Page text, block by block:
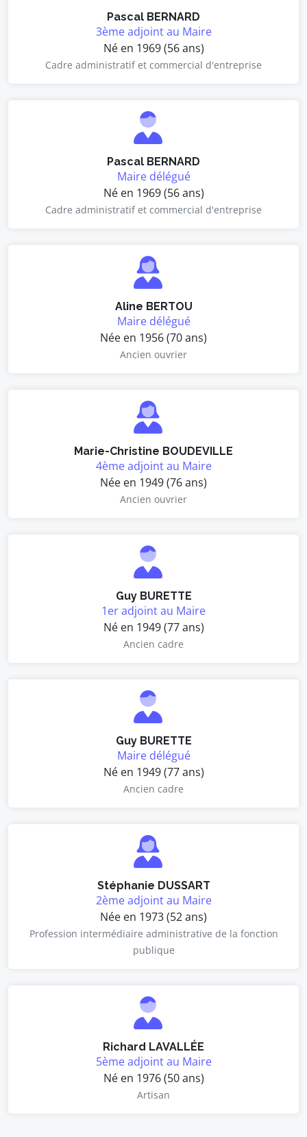
Pascal BERNARD
3ème adjoint au Maire
Né en 1969 (56 ans)
Cadre administratif et commercial d'entreprise
Pascal BERNARD
Maire délégué
Né en 1969 (56 ans)
Cadre administratif et commercial d'entreprise
Aline BERTOU
Maire délégué
Née en 1956 (70 ans)
Ancien ouvrier
Marie-Christine BOUDEVILLE
4ème adjoint au Maire
Née en 1949 (76 ans)
Ancien ouvrier
Guy BURETTE
1er adjoint au Maire
Né en 1949 (77 ans)
Ancien cadre
Guy BURETTE
Maire délégué
Né en 1949 (77 ans)
Ancien cadre
Stéphanie DUSSART
2ème adjoint au Maire
Née en 1973 (52 ans)
Profession intermédiaire administrative de la fonction
publique
Richard LAVALLÉE
5ème adjoint au Maire
Né en 1976 (50 ans)
Artisan